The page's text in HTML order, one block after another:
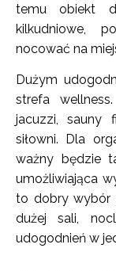
temu obiekt
kilkudniowe,
nocować na
Dużym
strefa
jacuzzi, sauny
siłowni. Dla
ważny będzie
umożliwiająca
to dobry wybór
dużej sali,
udogodnień w